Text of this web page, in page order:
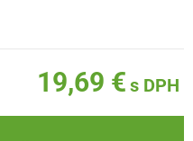
19,69 € s DPH